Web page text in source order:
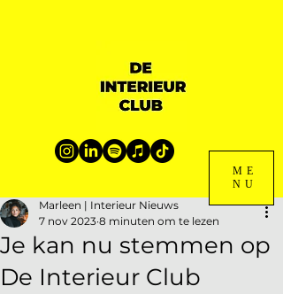
ME
NU
Je kan nu stemmen op
De Interieur Club
Marleen | Interieur Nieuws
7 nov 2023 8 minuten om te lezen